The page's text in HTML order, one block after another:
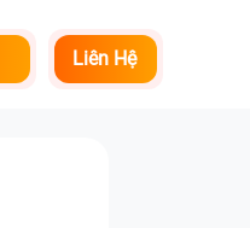
Liên Hệ